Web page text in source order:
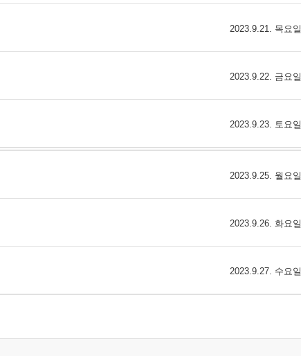
2023.9.21. 목요일
2023.9.22. 금요일
2023.9.23. 토요일
2023.9.25. 월요일
2023.9.26. 화요일
2023.9.27. 수요일